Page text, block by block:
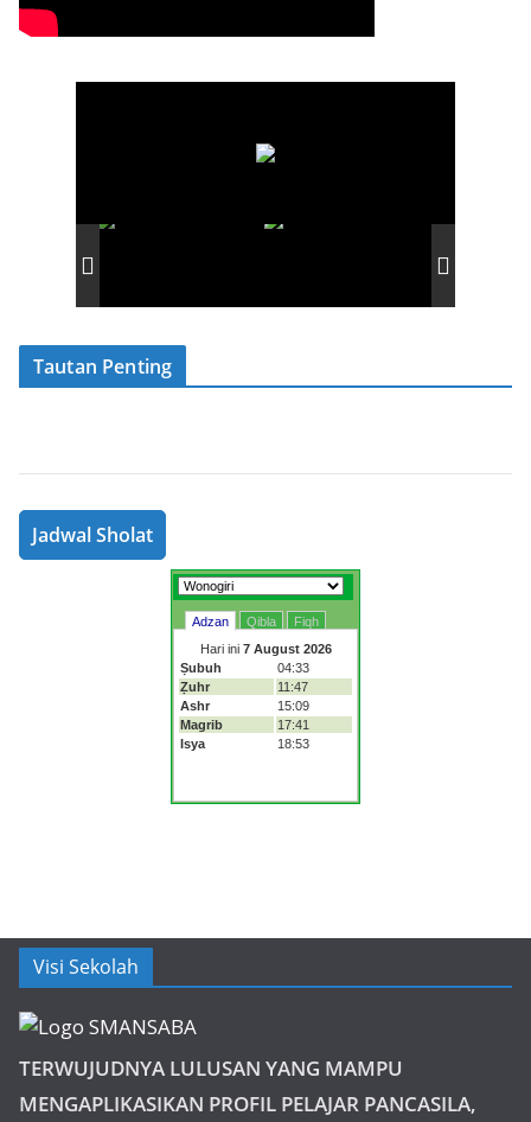
Tautan Penting
Jadwal Sholat
Visi Sekolah
TERWUJUDNYA LULUSAN YANG MAMPU
MENGAPLIKASIKAN PROFIL PELAJAR PANCASILA,